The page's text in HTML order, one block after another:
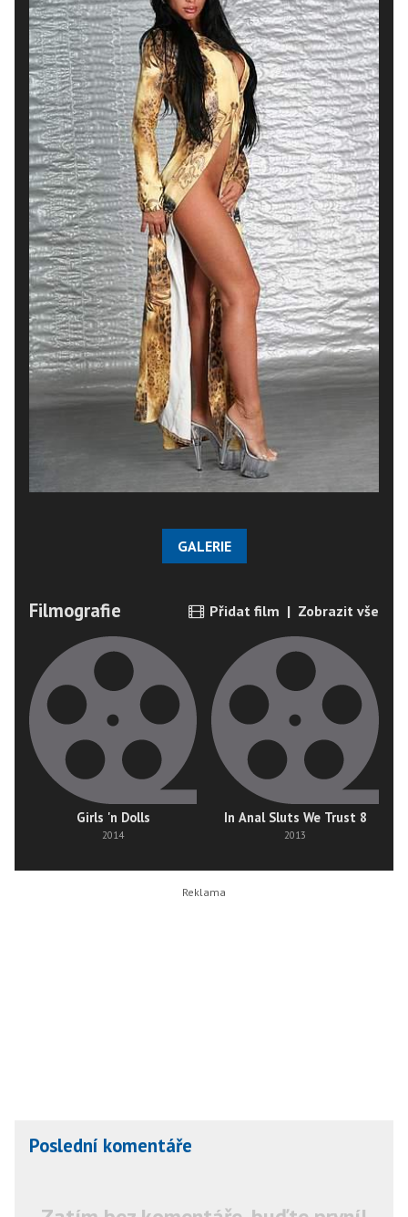
GALERIE
Filmografie Přidat film | Zobrazit vše
Girls 'n Dolls
2014
In Anal Sluts We Trust 8
2013
Poslední komentáře